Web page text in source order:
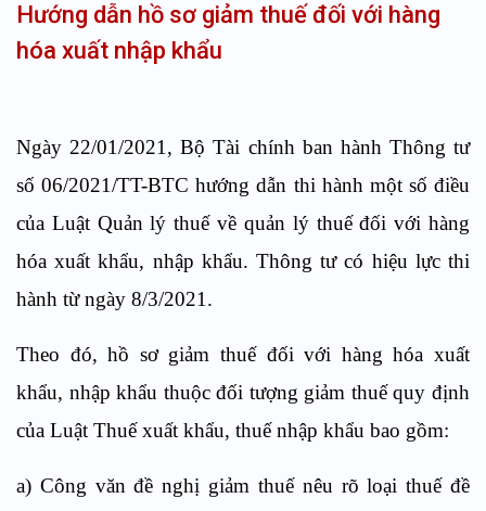
Hướng dẫn hồ sơ giảm thuế đối với hàng
hóa xuất nhập khẩu
Ngày 22/01/2021, Bộ Tài chính ban hành Thông tư
số 06/2021/TT-BTC hướng dẫn thi hành một số điều
của Luật Quản lý thuế về quản lý thuế đối với hàng
hóa xuất khẩu, nhập khẩu. Thông tư có hiệu lực thi
hành từ ngày 8/3/2021.
Theo đó, hồ sơ giảm thuế đối với hàng hóa xuất
khẩu, nhập khẩu thuộc đối tượng giảm thuế quy định
của Luật Thuế xuất khẩu, thuế nhập khẩu bao gồm:
a) Công văn đề nghị giảm thuế nêu rõ loại thuế đề